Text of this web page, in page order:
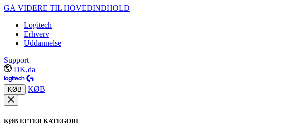
GÅ VIDERE TIL HOVEDINDHOLD
Logitech
Erhverv
Uddannelse
Support
DK,da
KØB KØB
KØB EFTER KATEGORI